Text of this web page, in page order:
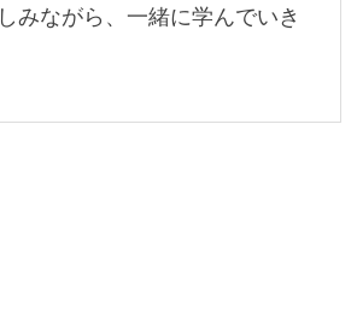
みながら、一緒に学んでいき